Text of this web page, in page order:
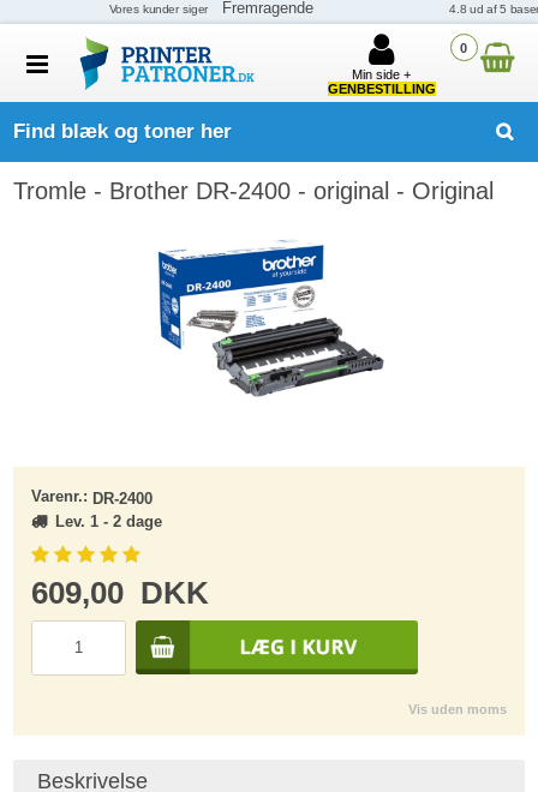
0
Min side +
GENBESTILLING
Find blæk og toner her
Tromle - Brother DR-2400 - original - Original
Varenr.: DR-2400
Lev. 1 - 2 dage
609,00 DKK
Vis uden moms
Beskrivelse